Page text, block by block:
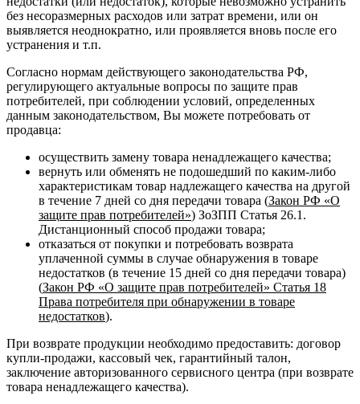
без несоразмерных расходов или затрат времени, или он
выявляется неоднократно, или проявляется вновь после его
устранения и т.п.
Согласно нормам действующего законодательства РФ,
регулирующего актуальные вопросы по защите прав
потребителей, при соблюдении условий, определенных
данным законодательством, Вы можете потребовать от
продавца:
осуществить замену товара ненадлежащего качества;
вернуть или обменять не подошедший по каким-либо
характеристикам товар надлежащего качества на другой
в течение 7 дней со дня передачи товара (Закон РФ «О
защите прав потребителей») ЗоЗПП Статья 26.1.
Дистанционный способ продажи товара;
отказаться от покупки и потребовать возврата
уплаченной суммы в случае обнаружения в товаре
недостатков (в течение 15 дней со дня передачи товара)
(Закон РФ «О защите прав потребителей» Статья 18
Права потребителя при обнаружении в товаре
недостатков).
При возврате продукции необходимо предоставить: договор
купли-продажи, кассовый чек, гарантийный талон,
заключение авторизованного сервисного центра (при возврате
товара ненадлежащего качества).